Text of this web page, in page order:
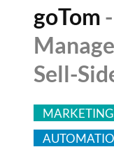
goTom
Sell-
MARKETING